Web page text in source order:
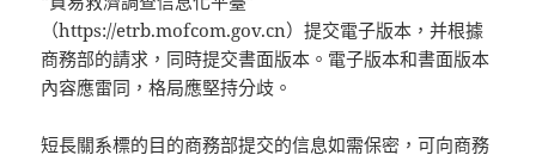
（https://etrb.mofcom.gov.cn）提交電子版本，并根據
商務部的請求，同時提交書面版本。電子版本和書面版本
內容應雷同，格局應堅持分歧。
短長關系標的目的商務部提交的信息如需保密，可向商務